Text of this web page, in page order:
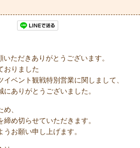
いただきありがとうございます。
おりました
ベント観戦特別営業に関しまして、
ありがとうございました。
、
め切らせていただきます。
お願い申し上げます。